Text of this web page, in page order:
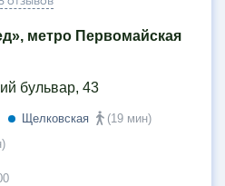
метро Первомайская
бульвар, 43
Щелковская
(19 мин)